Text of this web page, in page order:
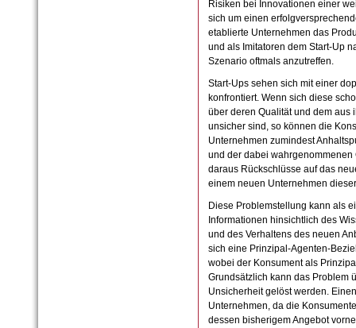
Risiken bei Innovationen einer
sich um einen
etablierte Unternehmen das
und als Imitatoren dem Start-Up
Szenario oftmals anzutreffen.
Start-Ups sehen sich mit einer
konfrontiert. Wenn sich diese
über deren Qualität und dem aus
unsicher sind, so können die
Unternehmen zumindest
und der dabei
daraus Rückschlüsse auf das
einem neuen Unternehmen
Diese Problemstellung kann als
Informationen hinsichtlich des
und des Verhaltens des neuen
sich eine Prinzipal-Agenten-
wobei der Konsument als
Grundsätzlich kann das Problem
Unsicherheit gelöst werden.
Unternehmen, da die
dessen bisherigem Angebot